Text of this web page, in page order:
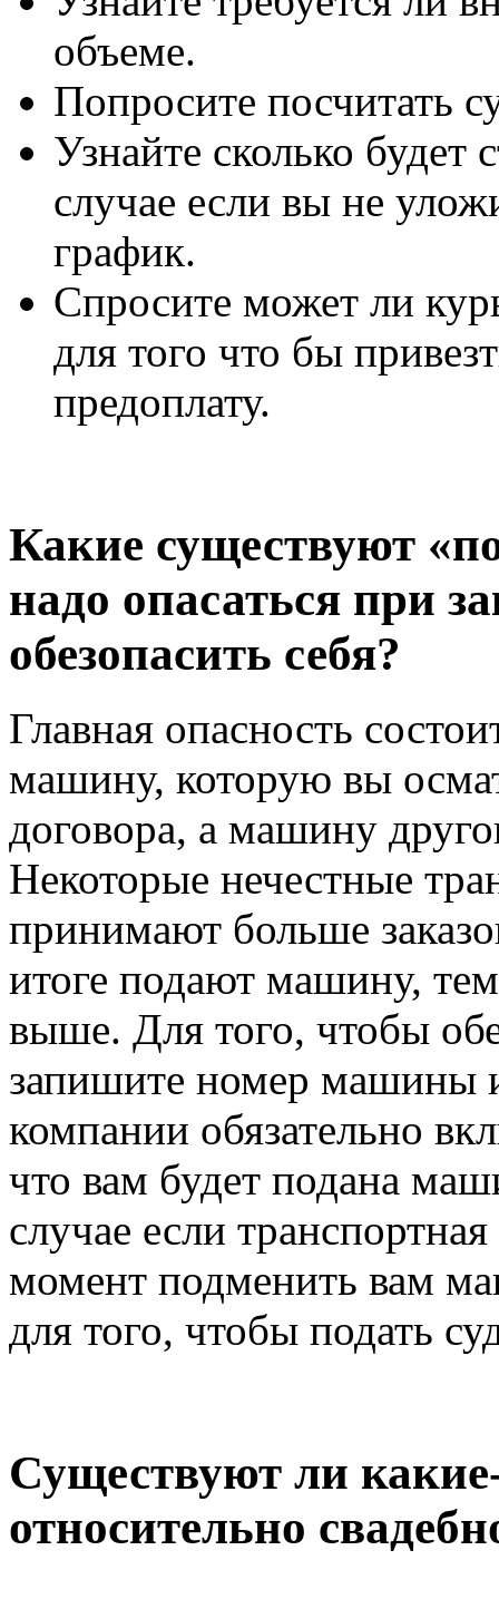
объеме.
Попросите посчитать
Узнайте сколько будет
случае если вы не
график.
Спросите может ли
для того что бы
предоплату.
Какие существуют
надо опасаться при
обезопасить себя?
Главная опасность
машину, которую вы
договора, а машину
Некоторые нечестные
принимают больше
итоге подают машину,
выше. Для того, чтобы
запишите номер машины
компании обязательно
что вам будет подана
случае если
момент подменить вам
для того, чтобы подать
Существуют ли
относительно